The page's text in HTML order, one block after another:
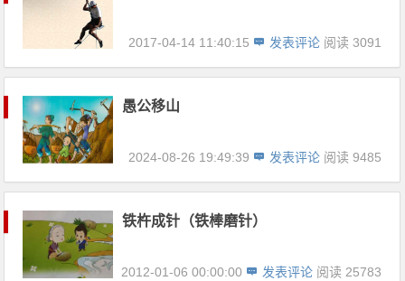
2017-04-14 11:40:15 发表评论 阅读 3091
愚公移山
2024-08-26 19:49:39 发表评论 阅读 9485
铁杵成针（铁棒磨针）
2012-01-06 00:00:00 发表评论 阅读 25783